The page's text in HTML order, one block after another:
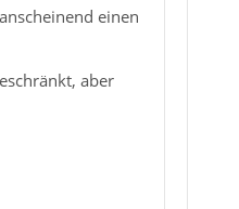
einen
aber